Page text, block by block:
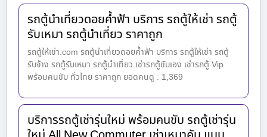
รถตู้นำเที่ยวดอยค้ำฟ้า บริการ รถตู้ให้เช่า รถตู้
รับเหมา รถตู้นำเที่ยว ราคาถูก
รถตู้ให้เช่า.com รถตู้นำเที่ยวดอยค้ำฟ้า บริการ รถตู้ให้เช่า รถตู้
รับจ้าง รถตู้รับเหมา รถตู้นำเที่ยว เช่ารถตู้ขับเอง เช่ารถตู้ Vip
พร้อมคนขับ ทั่วไทย ราคาถูก ยอดคนดู : 1,369
บริการรถตู้เช่ารุ่นใหม่ พร้อมคนขับ รถตู้เช่ารุ่น